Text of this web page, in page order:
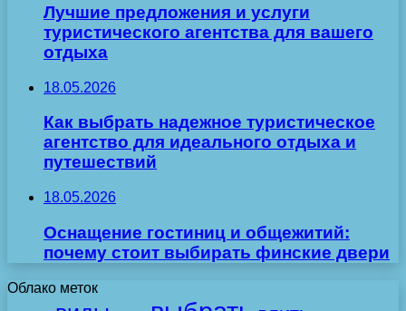
Лучшие предложения и услуги
туристического агентства для вашего
отдыха
18.05.2026
Как выбрать надежное туристическое
агентство для идеального отдыха и
путешествий
18.05.2026
Оснащение гостиниц и общежитий:
почему стоит выбирать финские двери
Облако меток